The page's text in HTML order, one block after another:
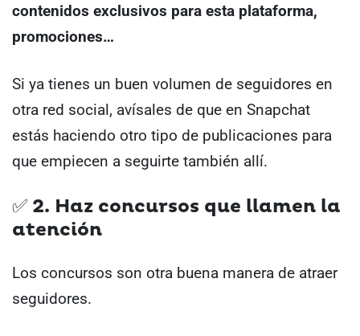
contenidos exclusivos para esta plataforma,
promociones…
Si ya tienes un buen volumen de seguidores en
otra red social, avísales de que en Snapchat
estás haciendo otro tipo de publicaciones para
que empiecen a seguirte también allí.
✅ 2. Haz concursos que llamen la
atención
Los concursos son otra buena manera de atraer
seguidores.